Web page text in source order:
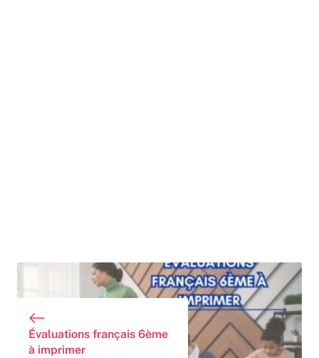
Évaluations français 6ème
à imprimer